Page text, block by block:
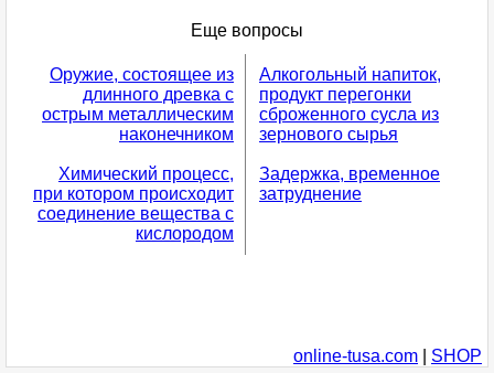
Еще вопросы
Оружие, состоящее из
длинного древка с
острым металлическим
наконечником
Химический процесс,
при котором происходит
соединение вещества с
кислородом
Алкогольный напиток,
продукт перегонки
сброженного сусла из
зернового сырья
Задержка, временное
затруднение
online-tusa.com SHOP